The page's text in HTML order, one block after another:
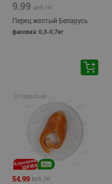
9.99 руб./кг
Перец желтый Беларусь
фасовка: 0,3-0,7кг
🕘 12:00-20:00
54.99 руб./кг